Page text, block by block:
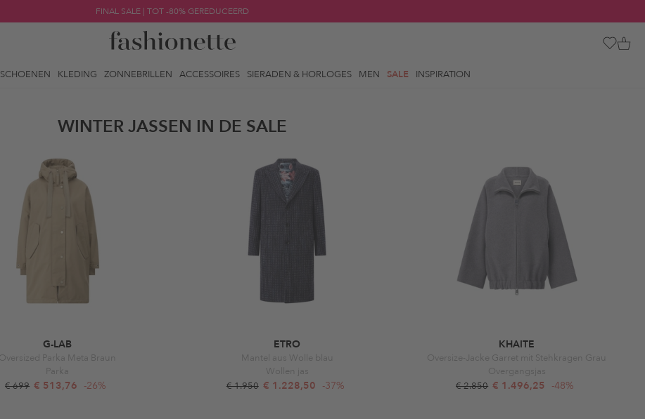
FINAL SALE | TOT -80% GEREDUCEERD
SCHOENEN KLEDING ZONNEBRILLEN ACCESSOIRES SIERADEN & HORLOGES MEN SALE INSPIRATION
WINTER JASSEN IN DE SALE
G-LAB
Oversized Parka Meta Braun
Parka
€ 699 € 513,76 -26%
ETRO
Mantel aus Wolle blau
Wollen jas
€ 1.950 € 1.228,50 -37%
KHAITE
Oversize-Jacke Garret mit Stehkragen Grau
Overgangsjas
€ 2.850 € 1.496,25 -48%